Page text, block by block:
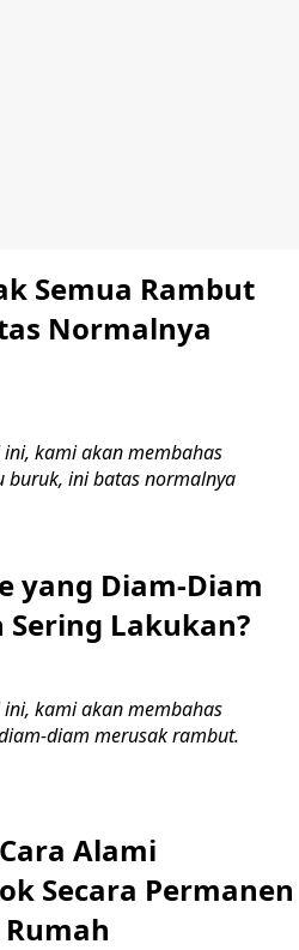
Semua Rambut
Normalnya
ini, kami akan membahas
buruk, ini batas normalnya
yang Diam-Diam
Lakukan?
ini, kami akan membahas
diam merusak rambut.
Alami
Secara Permanen